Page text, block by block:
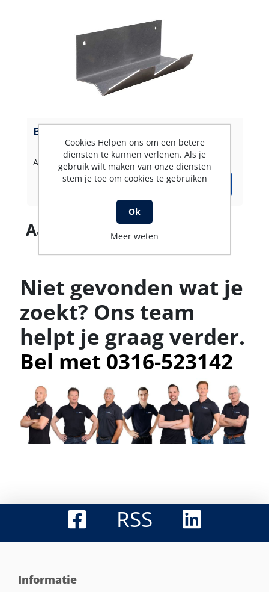
Borstel-wandhouder RVS
Artikelnummer: 10829030
Aantal producten
Niet gevonden wat je
zoekt? Ons team
helpt je graag verder.
Bel met 0316-523142
RSS
Informatie
Cookies Helpen ons om een betere
diensten te kunnen verlenen. Als je
gebruik wilt maken van onze diensten
stem je toe om cookies te gebruiken
Ok
Meer weten